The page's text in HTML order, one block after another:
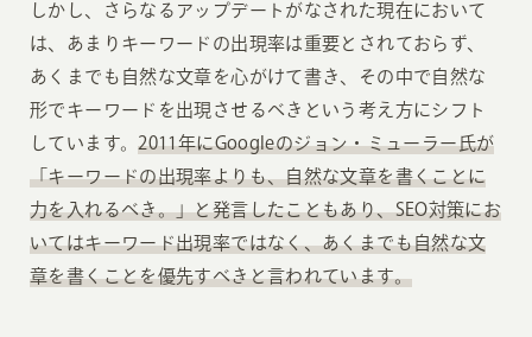
しかし、さらなるアップデートがなされた現在において
は、あまりキーワードの出現率は重要とされておらず、
あくまでも自然な文章を心がけて書き、その中で自然な
形でキーワードを出現させるべきという考え方にシフト
しています。2011年にGoogleのジョン・ミューラー氏が
「キーワードの出現率よりも、自然な文章を書くことに
力を入れるべき。」と発言したこともあり、SEO対策にお
いてはキーワード出現率ではなく、あくまでも自然な文
章を書くことを優先すべきと言われています。